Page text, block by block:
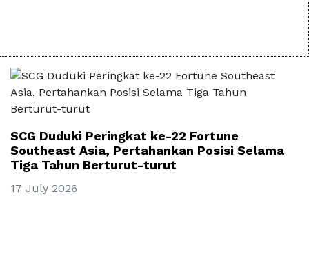
SCG Duduki Peringkat ke-22 Fortune
Southeast Asia, Pertahankan Posisi Selama
Tiga Tahun Berturut-turut
17 July 2026